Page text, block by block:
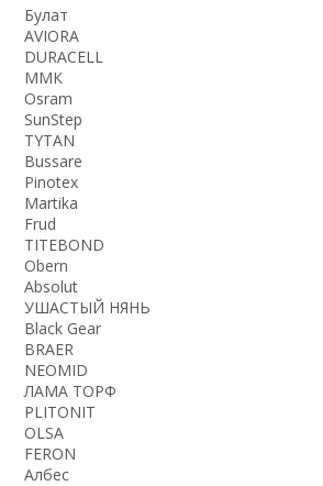
Булат
AVIORA
DURACELL
ММК
Osram
SunStep
TYTAN
Bussare
Pinotex
Martika
Frud
TITEBOND
Obern
Absolut
УШАСТЫЙ НЯНЬ
Black Gear
BRAER
NEOMID
ЛАМА ТОРФ
PLITONIT
OLSA
FERON
Албес